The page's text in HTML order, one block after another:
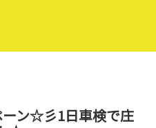
ン☆彡1日車検で庄